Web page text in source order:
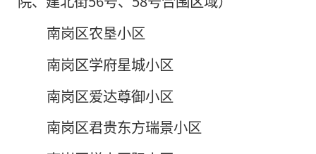
南岗区农垦小区
南岗区学府星城小区
南岗区爱达尊御小区
南岗区君贵东方瑞景小区